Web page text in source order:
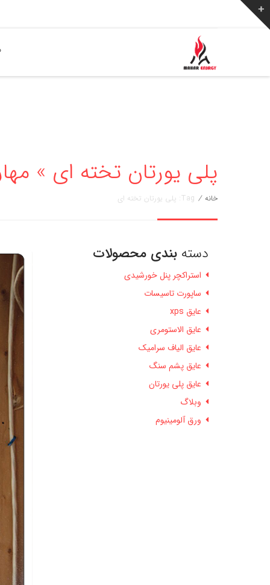
پلی یورتان تخته ای » مهار انرژی
خانه / Tag: پلی یورتان تخته ای
دسته بندی محصولات
استراکچر پنل خورشیدی
ساپورت تاسیسات
عایق xps
عایق الاستومری
عایق الیاف سرامیک
عایق پشم سنگ
عایق پلی یورتان
وبلاگ
ورق آلومینیوم